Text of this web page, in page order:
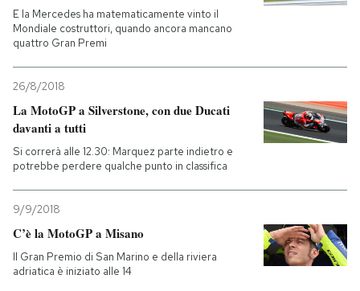
E la Mercedes ha matematicamente vinto il
Mondiale costruttori, quando ancora mancano
quattro Gran Premi
26/8/2018
La MotoGP a Silverstone, con due Ducati
davanti a tutti
Si correrà alle 12.30: Marquez parte indietro e
potrebbe perdere qualche punto in classifica
9/9/2018
C’è la MotoGP a Misano
Il Gran Premio di San Marino e della riviera
adriatica è iniziato alle 14